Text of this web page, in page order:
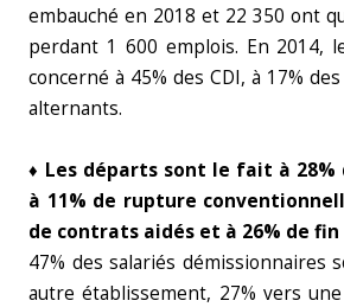
embauché en 2018 et 22 350 ont
perdant 1 600 emplois. En 2014,
concerné à 45% des CDI, à 17%
alternants.
♦ Les départs sont le fait à 28%
à 11% de rupture
de contrats aidés et à 26% de fin
47% des salariés démissionnaires
autre établissement, 27% vers